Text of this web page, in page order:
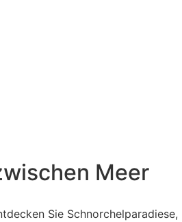
Meer
Sie Schnorchelparadiese,